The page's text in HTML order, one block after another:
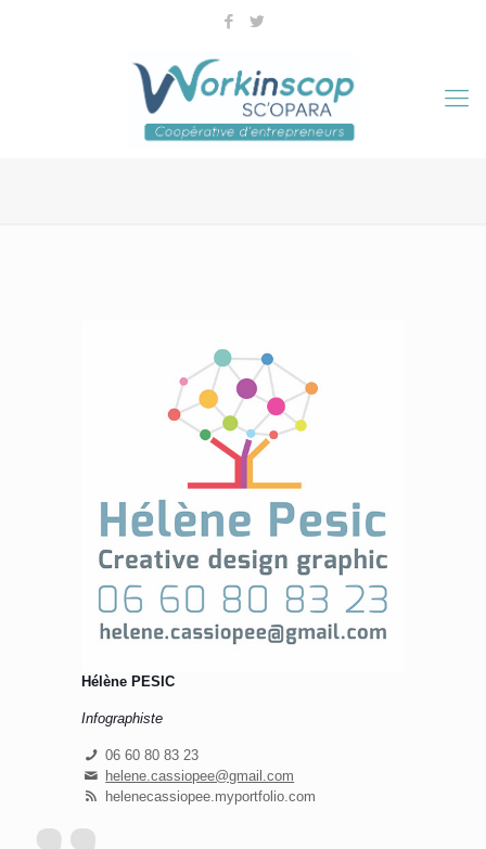
Hélène PESIC
Infographiste
06 60 80 83 23
helene.cassiopee@gmail.com
helenecassiopee.myportfolio.com